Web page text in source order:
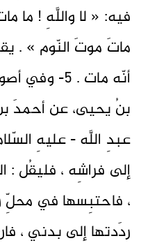
فيه: « لا واللَّهِ ! ما
ماتَ موتَ النّوم » .
بنُ يحيى، عن أحمدَ
عبدِ اللَّه - عليهِ
إلى فراشِه ، فليقُل
، فاحتبِسها في محلِّ
ردَدتها إلى بدني ،